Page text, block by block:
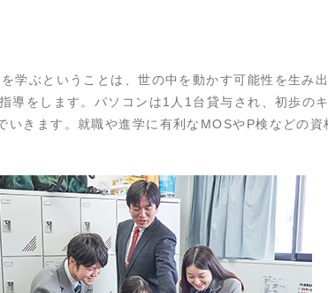
学ぶということは、世の中を動かす可能性を生み
導をします。パソコンは1人1台貸与され、初歩
きます。就職や進学に有利なMOSやP検などの